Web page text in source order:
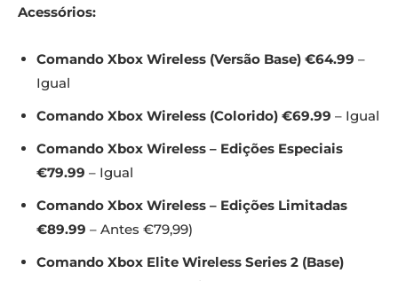
Acessórios:
Comando Xbox Wireless (Versão Base) €64.99 –
Igual
Comando Xbox Wireless (Colorido) €69.99 – Igual
Comando Xbox Wireless – Edições Especiais
€79.99 – Igual
Comando Xbox Wireless – Edições Limitadas
€89.99 – Antes €79,99)
Comando Xbox Elite Wireless Series 2 (Base)